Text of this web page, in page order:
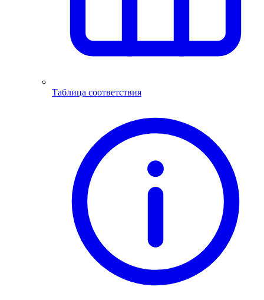
Таблица соответствия